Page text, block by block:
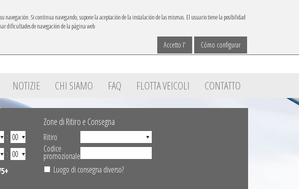
navegación. Si continua navegando, supone la aceptación de la instalación de las mismas. El usuario tiene la posibilidad
dificultades de navegación de la página web
Cómo configurar
Accetto l'
sul tuo telefonino
NOTIZIE CHI SIAMO FAQ FLOTTA VEICOLI CONTATTO
:
:
Zone di Ritiro e Consegna
Ritiro
Codice
promozionale
Luogo di consegna diverso?